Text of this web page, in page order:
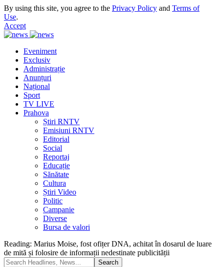
By using this site, you agree to the Privacy Policy and Terms of
Use.
Accept
Eveniment
Exclusiv
Administrație
Anunțuri
Național
Sport
TV LIVE
Prahova
Știri RNTV
Emisiuni RNTV
Editorial
Social
Reportaj
Educație
Sănătate
Cultura
Știri Video
Politic
Campanie
Diverse
Bursa de valori
Reading: Marius Moise, fost ofițer DNA, achitat în dosarul de luare
de mită și folosire de informații nedestinate publicității